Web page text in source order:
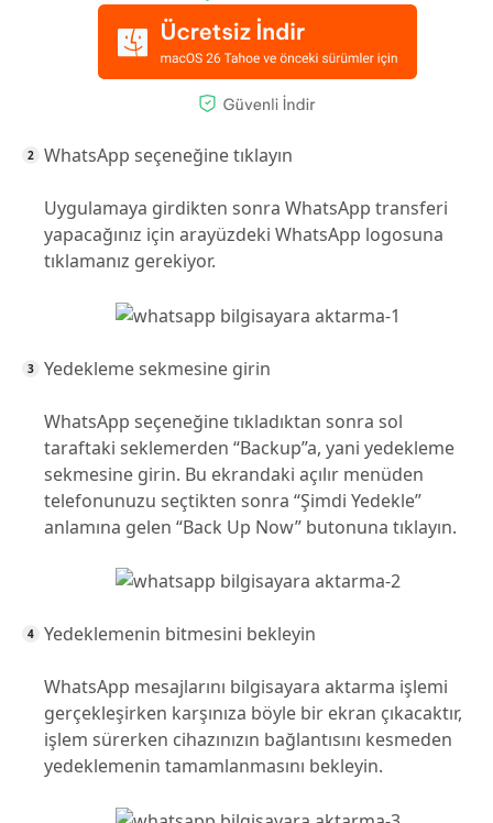
WhatsApp seçeneğine tıklayın
Uygulamaya girdikten sonra WhatsApp transferi
yapacağınız için arayüzdeki WhatsApp logosuna
tıklamanız gerekiyor.
Yedekleme sekmesine girin
WhatsApp seçeneğine tıkladıktan sonra sol
taraftaki seklemerden “Backup”a, yani yedekleme
sekmesine girin. Bu ekrandaki açılır menüden
telefonunuzu seçtikten sonra “Şimdi Yedekle”
anlamına gelen “Back Up Now” butonuna tıklayın.
Yedeklemenin bitmesini bekleyin
WhatsApp mesajlarını bilgisayara aktarma işlemi
gerçekleşirken karşınıza böyle bir ekran çıkacaktır,
işlem sürerken cihazınızın bağlantısını kesmeden
yedeklemenin tamamlanmasını bekleyin.